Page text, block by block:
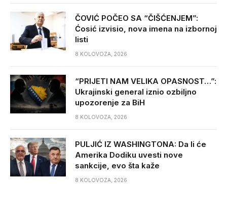
ČOVIĆ POČEO SA “ČIŠĆENJEM”:
Ćosić izvisio, nova imena na izbornoj
listi
8 KOLOVOZA, 2026
“PRIJETI NAM VELIKA OPASNOST…”:
Ukrajinski general iznio ozbiljno
upozorenje za BiH
8 KOLOVOZA, 2026
PULJIĆ IZ WASHINGTONA: Da li će
Amerika Dodiku uvesti nove
sankcije, evo šta kaže
8 KOLOVOZA, 2026